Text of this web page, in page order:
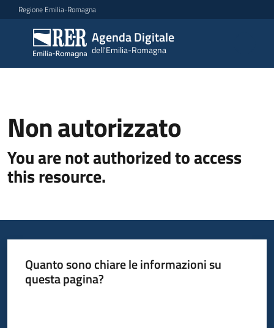
Vai al contenuto
Vai alla navigazione
Vai al footer
Regione Emilia-Romagna
Agenda Digitale
dell'Emilia-Romagna
Agenda
Digitale
dell'Emilia-
Novità
Strategia
Dati
del
territorio
Non autorizzato
You are not authorized to access
this resource.
Quanto sono chiare le informazioni su
questa pagina?